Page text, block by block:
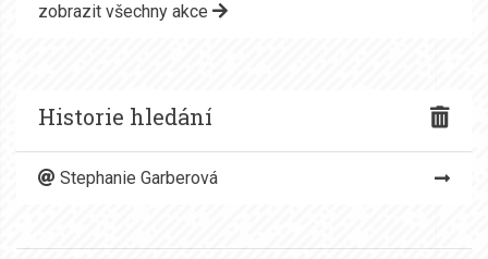
zobrazit všechny akce
Historie hledání
Stephanie Garberová